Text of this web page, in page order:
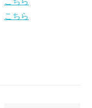
こちら